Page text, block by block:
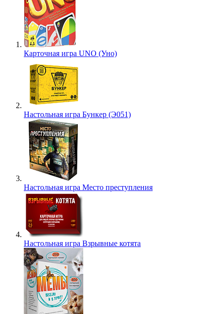
Карточная игра UNO (Уно)
Настольная игра Бункер (Э051)
Настольная игра Место преступления
Настольная игра Взрывные котята